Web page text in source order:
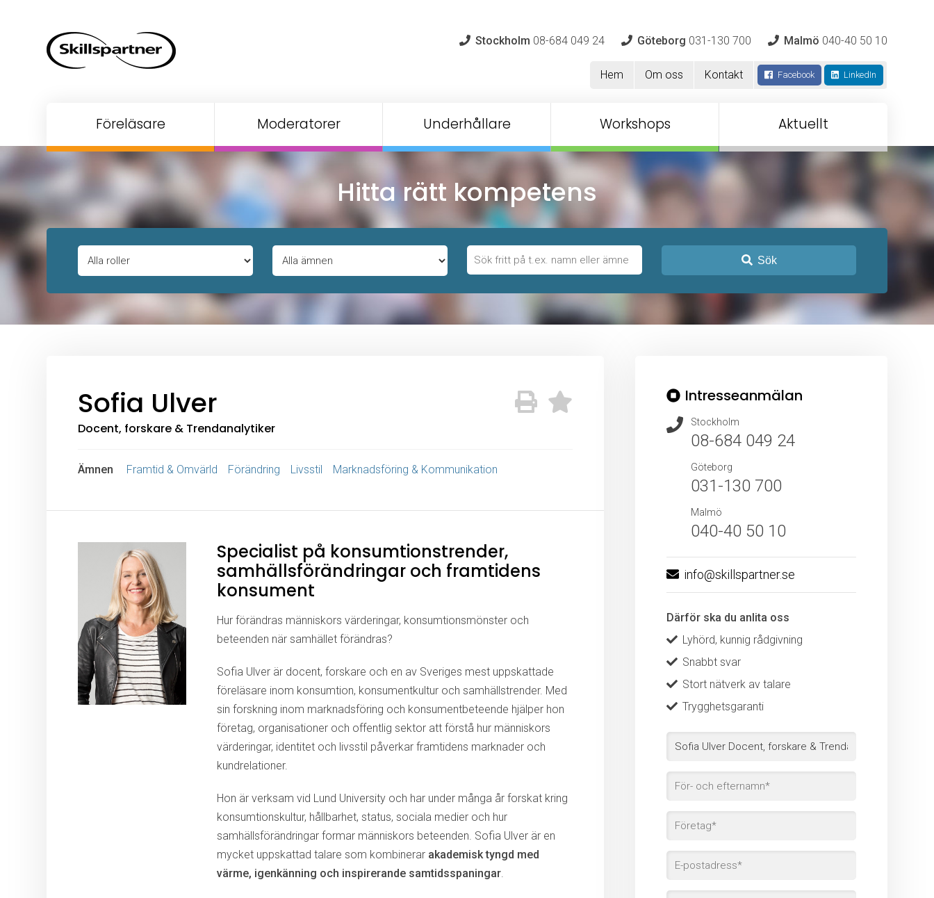
Stockholm 08-684 049 24 Göteborg 031-130 700 Malmö 040-40 50 10
Hem Om oss Kontakt Facebook LinkedIn
Föreläsare Moderatorer Underhållare Workshops Aktuellt
Hitta rätt kompetens
Sök
Sofia Ulver
Docent, forskare & Trendanalytiker
Ämnen Framtid & Omvärld Förändring Livsstil Marknadsföring & Kommunikation
Specialist på konsumtionstrender,
samhällsförändringar och framtidens
konsument
Hur förändras människors värderingar, konsumtionsmönster och
beteenden när samhället förändras?
Sofia Ulver är docent, forskare och en av Sveriges mest uppskattade
föreläsare inom konsumtion, konsumentkultur och samhällstrender. Med
sin forskning inom marknadsföring och konsumentbeteende hjälper hon
företag, organisationer och offentlig sektor att förstå hur människors
värderingar, identitet och livsstil påverkar framtidens marknader och
kundrelationer.
Hon är verksam vid Lund University och har under många år forskat kring
konsumtionskultur, hållbarhet, status, sociala medier och hur
samhällsförändringar formar människors beteenden. Sofia Ulver är en
mycket uppskattad talare som kombinerar akademisk tyngd med
värme, igenkänning och inspirerande samtidsspaningar.
Intresseanmälan
Stockholm
08-684 049 24
Göteborg
031-130 700
Malmö
040-40 50 10
info@skillspartner.se
Därför ska du anlita oss
Lyhörd, kunnig rådgivning
Snabbt svar
Stort nätverk av talare
Trygghetsgaranti